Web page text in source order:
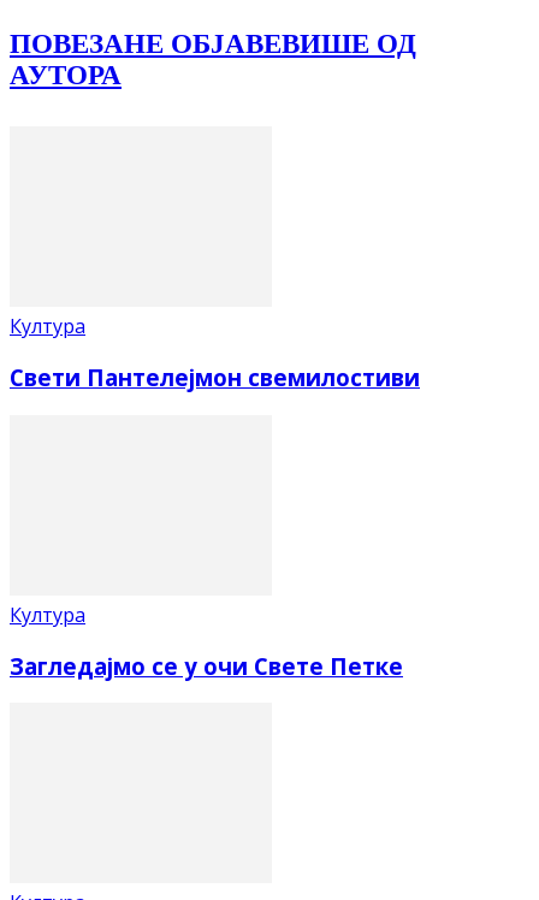
ПОВЕЗАНЕ ОБЈАВЕВИШЕ ОД
АУТОРА
Култура
Свети Пантелејмон свемилостиви
Култура
Загледајмо се у очи Свете Петке